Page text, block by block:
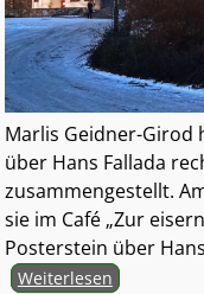
Marlis Geidner-Girod
über Hans Fallada
zusammengestellt.
sie im Café „Zur
Posterstein über
Weiterlesen